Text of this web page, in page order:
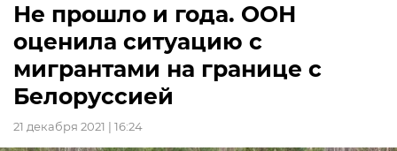
Не прошло и года. ООН
оценила ситуацию с
мигрантами на границе с
Белоруссией
21 декабря 2021 | 16:24